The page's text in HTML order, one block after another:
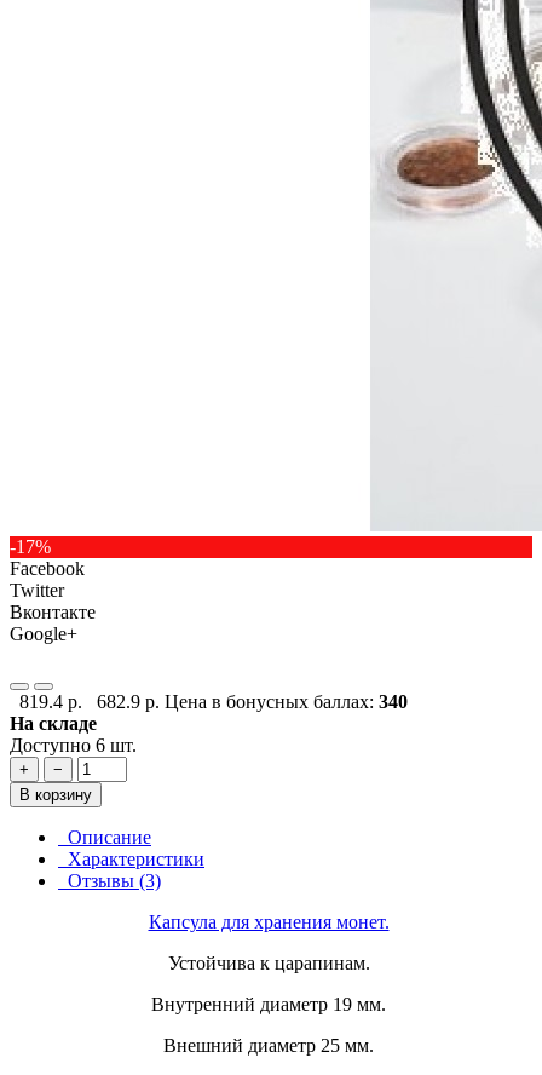
-17%
Facebook
Twitter
Вконтакте
Google+
819.4 р. 682.9 р. Цена в бонусных баллах: 340
На складе
Доступно 6 шт.
+
−
В корзину
Описание
Характеристики
Отзывы (3)
Капсула для хранения монет.
Устойчива к царапинам.
Внутренний диаметр 19 мм.
Внешний диаметр 25 мм.